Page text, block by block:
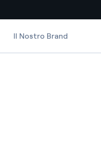
Siti Paese
Il Nostro Brand
classifica Euronext Vigeo-
nella revisione di fine anno
nella revisione di fine